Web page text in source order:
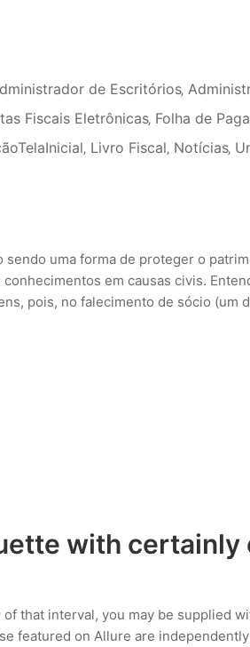
de Escritórios‚
Fiscais Eletrônicas‚ Folha de
‚ Livro Fiscal‚ Notícias‚
uma forma de proteger o
em causas civis.
pois, no falecimento de sócio (um
with certainly
that interval, you may be supplied
featured on Allure are independently